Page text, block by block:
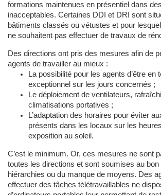
formations maintenues en présentiel dans
inacceptables. Certaines DDI et DRI sont
bâtiments classés ou vétustes et pour
ne souhaitent pas effectuer de travaux de
Des directions ont pris des mesures afin de
agents de travailler au mieux :
La possibilité pour les agents d’être en
exceptionnel sur les jours concernés ;
Le déploiement de ventilateurs,
climatisations portatives ;
L’adaptation des horaires pour éviter
présents dans les locaux sur les
exposition au soleil.
C’est le minimum. Or, ces mesures ne sont
toutes les directions et sont soumises au bon
hiérarchies ou du manque de moyens. Des
effectuer des tâches télétravaillables ne